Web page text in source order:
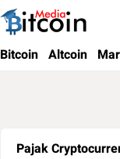
Bitcoin Media Indonesia
Media Bitcoin dan
Bitcoin Altcoin
Pajak